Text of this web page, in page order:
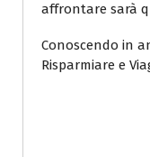
affrontare sarà
Conoscendo in
Risparmiare e